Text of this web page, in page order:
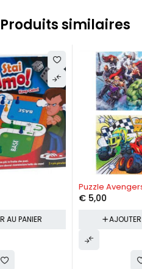
Produits similaires
AJOUTER AU PANIER